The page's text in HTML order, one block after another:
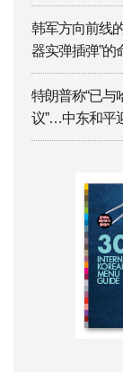
韩军方向前线
器实弹插弹”的
特朗普称“已与
议”…中东和平